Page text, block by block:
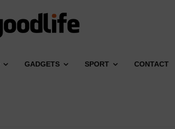
GADGETS SPORT CONTACT